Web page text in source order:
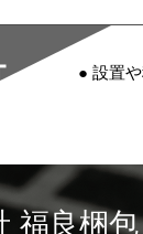
● 設置
福良梱包